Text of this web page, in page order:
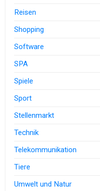
Reisen
Shopping
Software
SPA
Spiele
Sport
Stellenmarkt
Technik
Telekommunikation
Tiere
Umwelt und Natur